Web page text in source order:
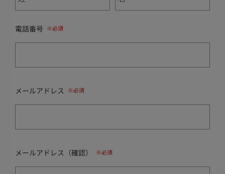
電話番号
メールアドレス
メールアドレス（確認）